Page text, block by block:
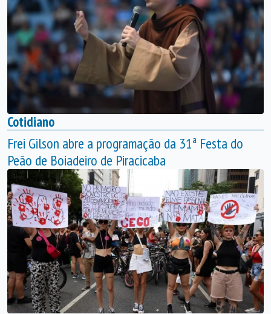
Cotidiano
Frei Gilson abre a programação da 31ª Festa do
Peão de Boiadeiro de Piracicaba